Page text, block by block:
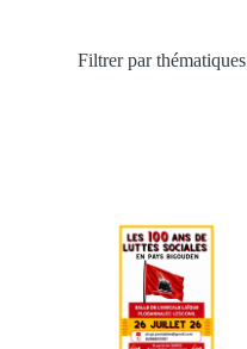
Filtrer par thématiques